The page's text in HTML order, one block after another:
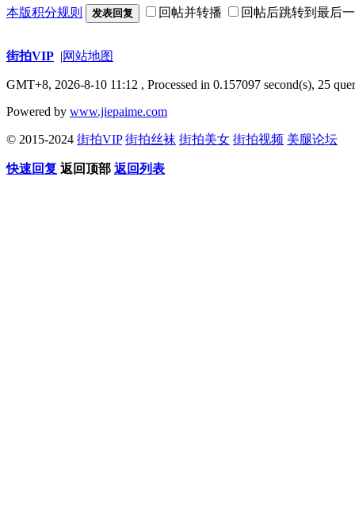
本版积分规则 发表回复 回帖并转播 回帖后跳转到最后
街拍VIP |网站地图
GMT+8, 2026-8-10 11:12 , Processed in 0.157097 second(s), 25
Powered by www.jiepaime.com
© 2015-2024 街拍VIP 街拍丝袜 街拍美女 街拍视频 美腿论坛
快速回复 返回顶部 返回列表